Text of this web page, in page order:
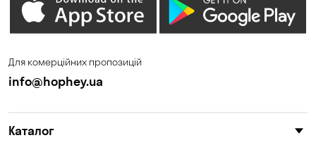
Фонтанка Чорноморськ
Для комерційних пропозицій
info@hophey.ua
Каталог